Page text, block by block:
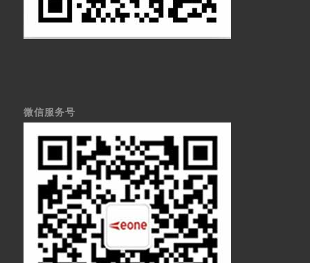
微信服务号